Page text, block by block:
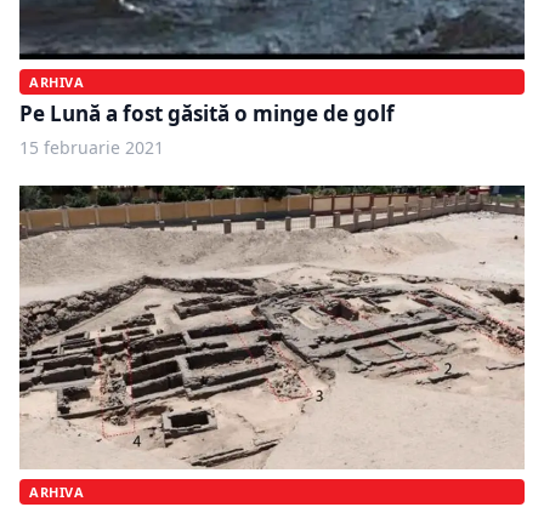
ARHIVA
Pe Lună a fost găsită o minge de golf
15 februarie 2021
ARHIVA